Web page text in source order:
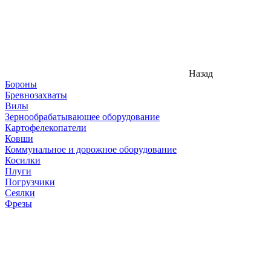
Назад
Бороны
Бревнозахваты
Вилы
Зернообрабатывающее оборудование
Картофелекопатели
Ковши
Коммунальное и дорожное оборудование
Косилки
Плуги
Погрузчики
Сеялки
Фрезы